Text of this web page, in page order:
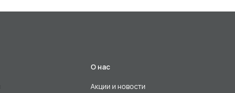
О нас
Акции и новости